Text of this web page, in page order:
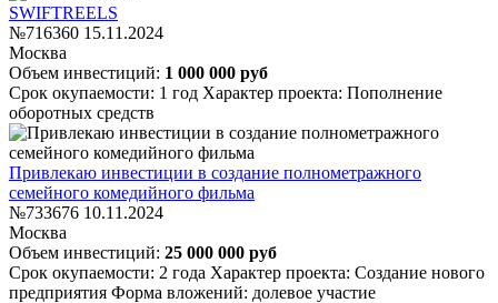
SWIFTREELS
№716360 15.11.2024
Москва
Объем инвестиций: 1 000 000 руб
Срок окупаемости: 1 год Характер проекта: Пополнение
оборотных средств
Привлекаю инвестиции в создание полнометражного
семейного комедийного фильма
№733676 10.11.2024
Москва
Объем инвестиций: 25 000 000 руб
Срок окупаемости: 2 года Характер проекта: Создание нового
предприятия Форма вложений: долевое участие